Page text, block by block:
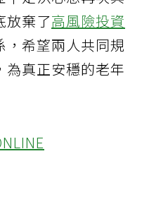
放棄了高風險投資
，希望兩人共同規
真正安穩的老年